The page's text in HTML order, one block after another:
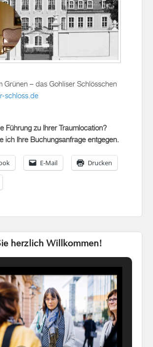
Grünen – das Gohliser Schlösschen
schloss.de
Führung zu Ihrer Traumlocation?
ich Ihre Buchungsanfrage entgegen.
E-Mail Drucken
herzlich Willkommen!